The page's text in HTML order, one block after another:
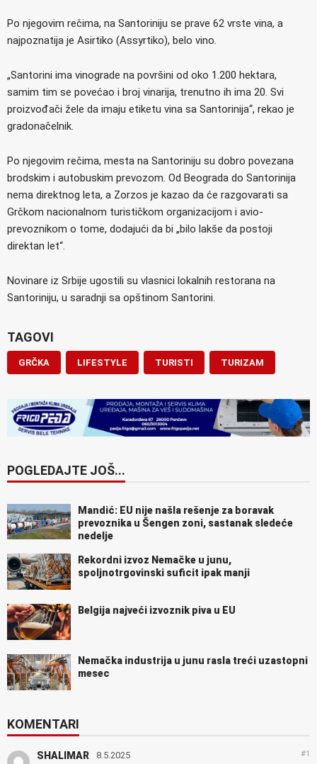
Po njegovim rečima, na Santoriniju se prave 62 vrste vina, a
najpoznatija je Asirtiko (Assyrtiko), belo vino.
„Santorini ima vinograde na površini od oko 1.200 hektara,
samim tim se povećao i broj vinarija, trenutno ih ima 20. Svi
proizvođači žele da imaju etiketu vina sa Santorinija“, rekao je
gradonačelnik.
Po njegovim rečima, mesta na Santoriniju su dobro povezana
brodskim i autobuskim prevozom. Od Beograda do Santorinija
nema direktnog leta, a Zorzos je kazao da će razgovarati sa
Grčkom nacionalnom turističkom organizacijom i avio-
prevoznikom o tome, dodajući da bi „bilo lakše da postoji
direktan let“.
Novinare iz Srbije ugostili su vlasnici lokalnih restorana na
Santoriniju, u saradnji sa opštinom Santorini.
TAGOVI
GRČKA LIFESTYLE TURISTI TURIZAM
POGLEDAJTE JOŠ...
Mandić: EU nije našla rešenje za boravak
prevoznika u Šengen zoni, sastanak sledeće
nedelje
Rekordni izvoz Nemačke u junu,
spoljnotrgovinski suficit ipak manji
Belgija najveći izvoznik piva u EU
Nemačka industrija u junu rasla treći uzastopni
mesec
KOMENTARI
SHALIMAR 8.5.2025 #1